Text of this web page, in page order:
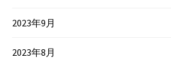
2023年9月
2023年8月